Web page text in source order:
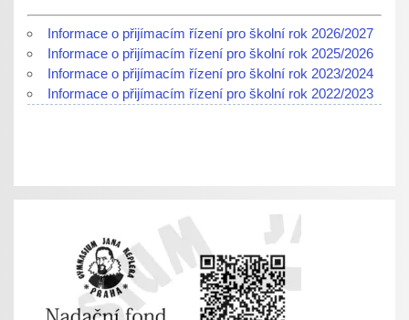
Informace o přijímacím řízení pro školní rok 2026/2027
Informace o přijímacím řízení pro školní rok 2025/2026
Informace o přijímacím řízení pro školní rok 2023/2024
Informace o přijímacím řízení pro školní rok 2022/2023